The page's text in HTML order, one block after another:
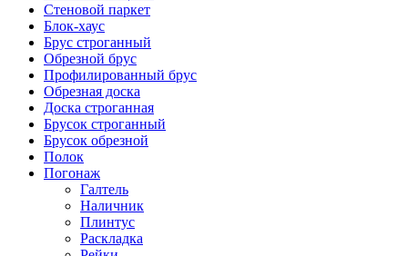
Стеновой паркет
Блок-хаус
Брус строганный
Обрезной брус
Профилированный брус
Обрезная доска
Доска строганная
Брусок строганный
Брусок обрезной
Полок
Погонаж
Галтель
Наличник
Плинтус
Раскладка